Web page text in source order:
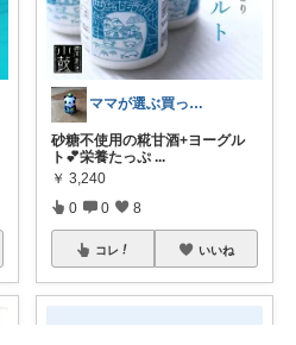
ママが選ぶ買ってよかった🌸育児🌸防災
砂糖不使用の糀甘酒+ヨーグル
ト💕栄養たっぷ ...
￥ 3,240
0 0 8
コレ いいね